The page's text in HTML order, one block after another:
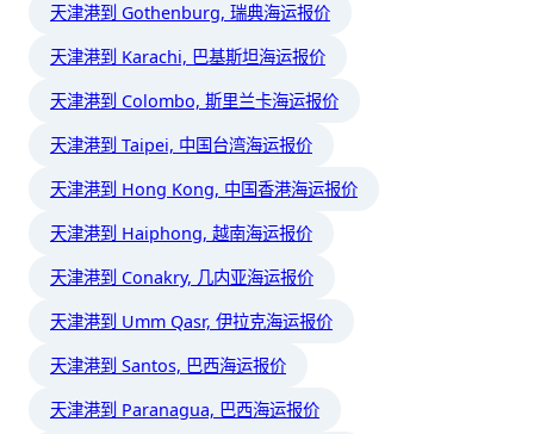
天津港到 Gothenburg, 瑞典海运报价
天津港到 Karachi, 巴基斯坦海运报价
天津港到 Colombo, 斯里兰卡海运报价
天津港到 Taipei, 中国台湾海运报价
天津港到 Hong Kong, 中国香港海运报价
天津港到 Haiphong, 越南海运报价
天津港到 Conakry, 几内亚海运报价
天津港到 Umm Qasr, 伊拉克海运报价
天津港到 Santos, 巴西海运报价
天津港到 Paranagua, 巴西海运报价